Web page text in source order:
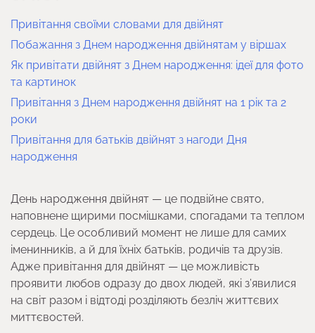
Привітання своїми словами для двійнят
Побажання з Днем народження двійнятам у віршах
Як привітати двійнят з Днем народження: ідеї для фото
та картинок
Привітання з Днем народження двійнят на 1 рік та 2
роки
Привітання для батьків двійнят з нагоди Дня
народження
День народження двійнят — це подвійне свято,
наповнене щирими посмішками, спогадами та теплом
сердець. Це особливий момент не лише для самих
іменинників, а й для їхніх батьків, родичів та друзів.
Адже привітання для двійнят — це можливість
проявити любов одразу до двох людей, які з’явилися
на світ разом і відтоді розділяють безліч життєвих
миттєвостей.